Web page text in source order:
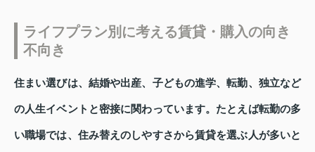
ライフプラン別に考える賃貸・購入の向き
不向き
住まい選びは、結婚や出産、子どもの進学、転勤、独立など
の人生イベントと密接に関わっています。たとえば転勤の多
い職場では、住み替えのしやすさから賃貸を選ぶ人が多いと